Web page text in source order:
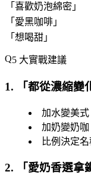
「 喜歡奶泡綿密 」
「 愛黑咖啡 」
「 想喝甜 」
5 大實戰建議
1. 「都從濃縮變
加水變美式
加奶變奶咖
比例決定
2. 「 愛奶香選拿